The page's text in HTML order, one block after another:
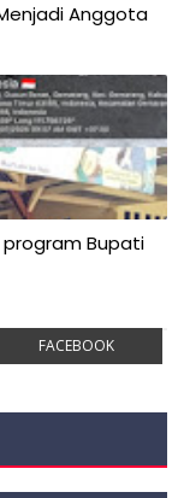
Anggota
Bupati
FACEBOOK